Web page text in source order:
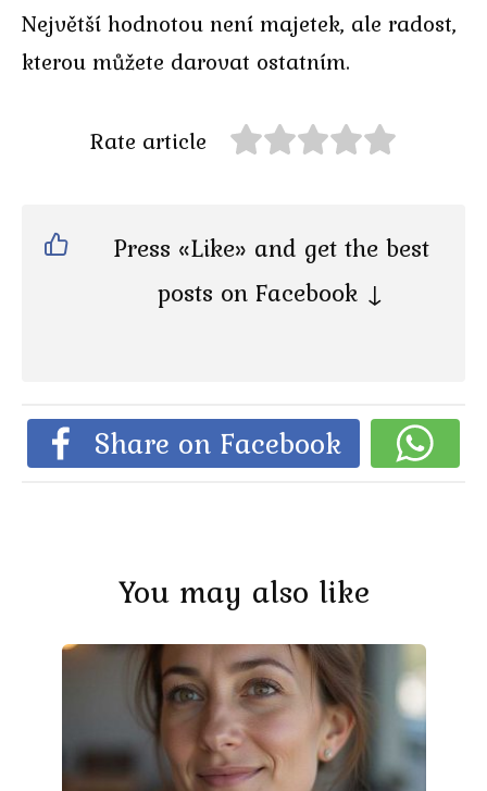
Největší hodnotou není majetek, ale radost,
kterou můžete darovat ostatním.
Rate article
Press «Like» and get the best
posts on Facebook ↓
Share on Facebook
You may also like